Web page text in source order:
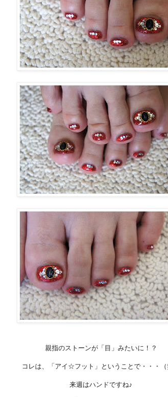
親指のストーンが「目」みたいに！？
コレは、「アイ☆フット」ということで・・・（
来週はハンドですね♪